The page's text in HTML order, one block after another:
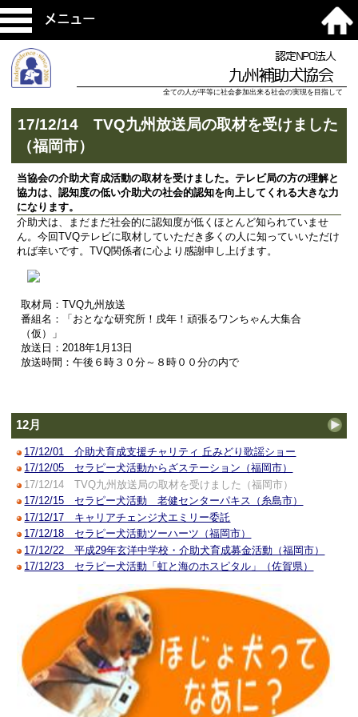
メニュー
認定NPO法人
九州補助犬協会
全ての人が平等に社会参加出来る社会の実現を目指して
17/12/14 TVQ九州放送局の取材を受けました
（福岡市）
当協会の介助犬育成活動の取材を受けました。テレビ局の方の理解と
協力は、認知度の低い介助犬の社会的認知を向上してくれる大きな力
になります。
介助犬は、まだまだ社会的に認知度が低くほとんど知られていませ
ん。今回TVQテレビに取材していただき多くの人に知っていいただけ
れば幸いです。TVQ関係者に心より感謝申し上げます。
取材局：TVQ九州放送
番組名：「おとなな研究所！戌年！頑張るワンちゃん大集合
（仮）」
放送日：2018年1月13日
放送時間：午後６時３０分～８時００分の内で
12月
17/12/01 介助犬育成支援チャリティ 丘みどり歌謡ショー
17/12/05 セラピー犬活動からざステーション（福岡市）
17/12/14 TVQ九州放送局の取材を受けました（福岡市）
17/12/15 セラピー犬活動 老健センターパキス（糸島市）
17/12/17 キャリアチェンジ犬エミリー委託
17/12/18 セラピー犬活動ツーハーツ（福岡市）
17/12/22 平成29年玄洋中学校・介助犬育成募金活動（福岡市）
17/12/23 セラピー犬活動「虹と海のホスピタル」（佐賀県）